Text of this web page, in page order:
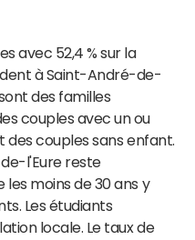
avec 52,4 % sur la
à Saint-André-de-
des familles
couples avec un ou
des couples sans enfant.
l'Eure reste
moins de 30 ans y
Les étudiants
locale. Le taux de